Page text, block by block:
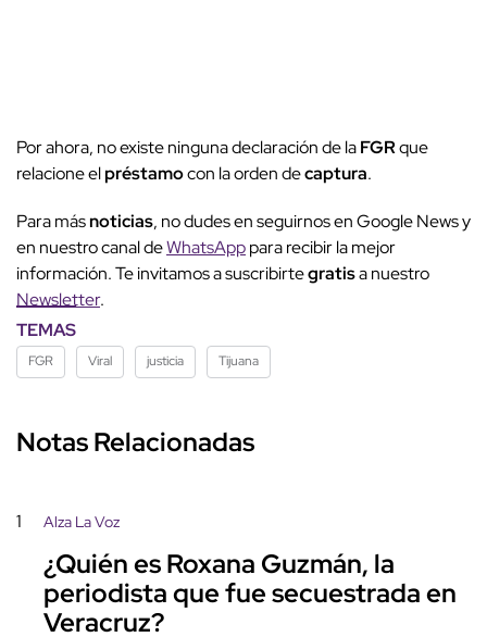
Por ahora, no existe ninguna declaración de laFGRque
relacione elpréstamocon la orden decaptura.
Para másnoticias, no dudes en seguirnos en Google News y
en nuestro canal deWhatsApppara recibir la mejor
información. Te invitamos a suscribirtegratisa nuestro
Newsletter.
TEMAS
FGR Viral justicia Tijuana
Notas Relacionadas
1 Alza La Voz
¿Quién es Roxana Guzmán, la
periodista que fue secuestrada en
Veracruz?